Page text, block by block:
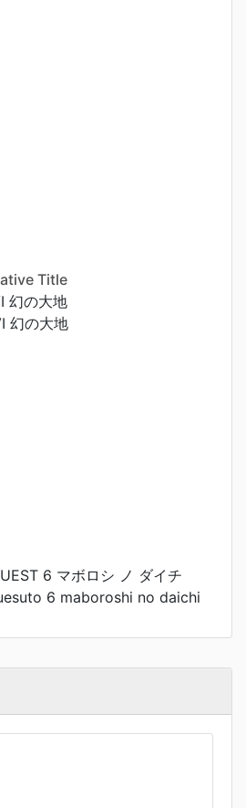
Title
幻の大地
幻の大地
6 マボロシ ノ ダイチ
6 maboroshi no daichi